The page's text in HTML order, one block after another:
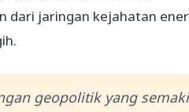
dari jaringan kejahatan
geopolitik yang